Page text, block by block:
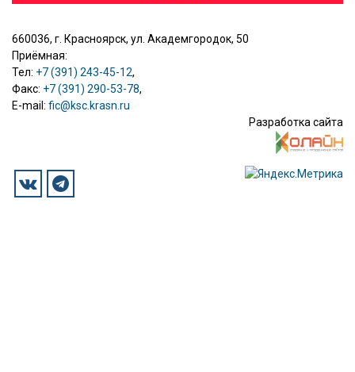
660036, г. Красноярск, ул. Академгородок, 50
Приёмная:
Тел: +7 (391) 243-45-12,
Факс: +7 (391) 290-53-78,
E-mail: fic@ksc.krasn.ru
Разработка сайта